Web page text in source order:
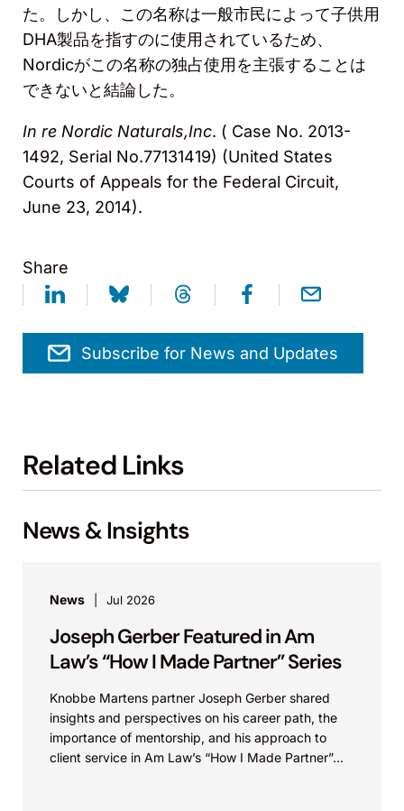
た。しかし、この名称は一般市民によって子供用
DHA製品を指すのに使用されているため、
Nordicがこの名称の独占使用を主張することは
できないと結論した。
In re Nordic Naturals,Inc. ( Case No. 2013-
1492, Serial No.77131419) (United States
Courts of Appeals for the Federal Circuit,
June 23, 2014).
Share
Subscribe for News and Updates
Related Links
News & Insights
News Jul 2026
Joseph Gerber Featured in Am
Law’s “How I Made Partner” Series
Knobbe Martens partner Joseph Gerber shared
insights and perspectives on his career path, the
importance of mentorship, and his approach to
client service in Am Law’s “How I Made Partner”...